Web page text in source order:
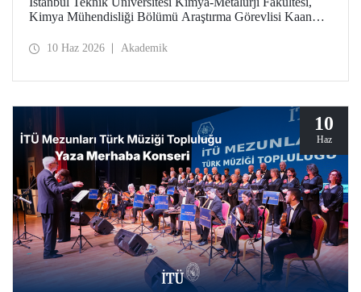
Kimya Mühendisliği Bölümü Araştırma Görevlisi Kaan
Araştırma Bursu kapsamında desteklenmeye hak kazandı.
10 Haz 2026 Akademik
10
Haz